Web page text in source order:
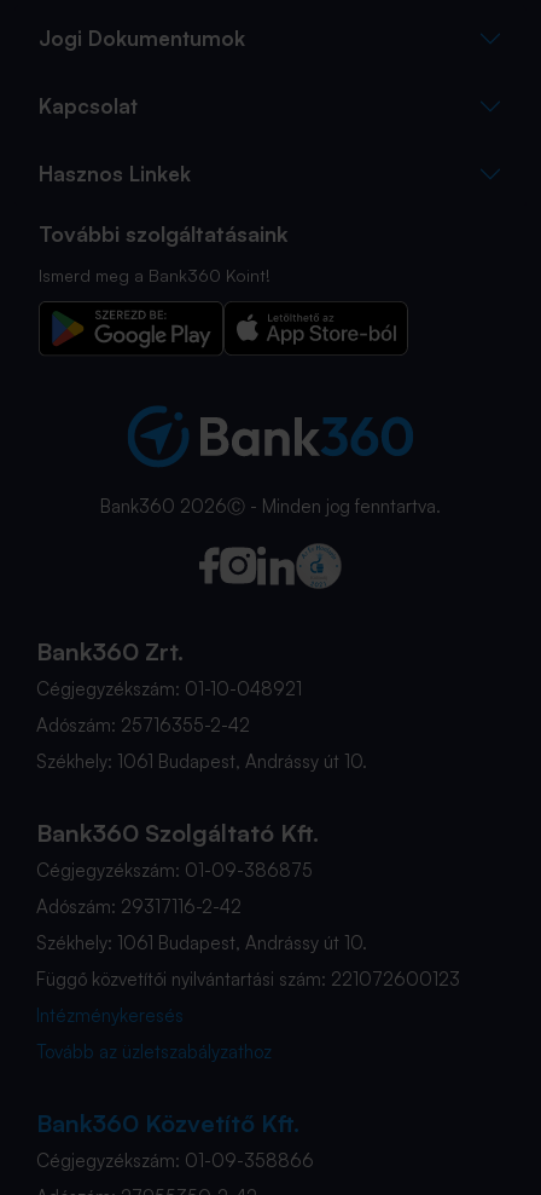
Jogi Dokumentumok
Kapcsolat
Hasznos Linkek
További szolgáltatásaink
Ismerd meg a Bank360 Koint!
Bank360 2026Ⓒ - Minden jog fenntartva.
Bank360 Zrt.
Cégjegyzékszám: 01-10-048921
Adószám: 25716355-2-42
Székhely: 1061 Budapest, Andrássy út 10.
Bank360 Szolgáltató Kft.
Cégjegyzékszám: 01-09-386875
Adószám: 29317116-2-42
Székhely: 1061 Budapest, Andrássy út 10.
Függő közvetítői nyilvántartási szám: 221072600123
Intézménykeresés
Tovább az üzletszabályzathoz
Bank360 Közvetítő Kft.
Cégjegyzékszám: 01-09-358866